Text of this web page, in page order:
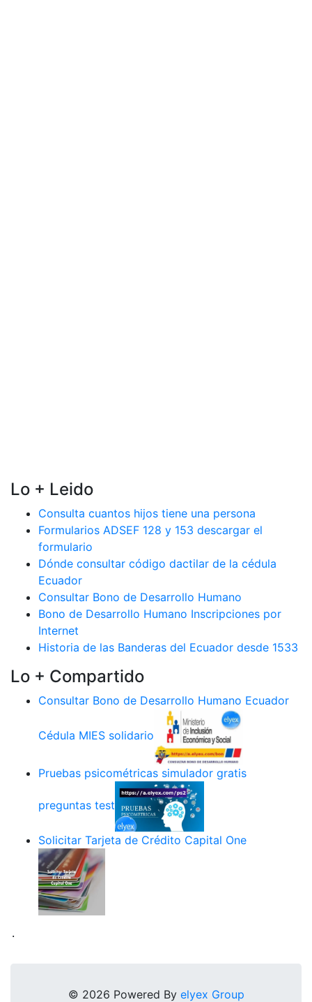
Lo + Leido
Consulta cuantos hijos tiene una persona
Formularios ADSEF 128 y 153 descargar el
formulario
Dónde consultar código dactilar de la cédula
Ecuador
Consultar Bono de Desarrollo Humano
Bono de Desarrollo Humano Inscripciones por
Internet
Historia de las Banderas del Ecuador desde 1533
Lo + Compartido
Consultar Bono de Desarrollo Humano Ecuador
Cédula MIES solidario
Pruebas psicométricas simulador gratis
preguntas test
Solicitar Tarjeta de Crédito Capital One
.
© 2026 Powered By elyex Group